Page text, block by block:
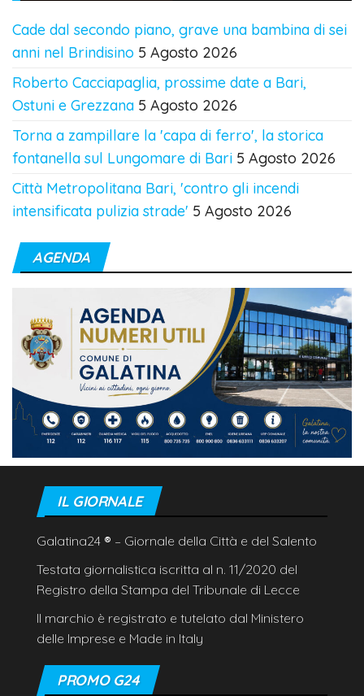
Cade dal secondo piano, grave una bambina di sei
anni nel Brindisino 5 Agosto 2026
Roberto Cacciapaglia, prossime date a Bari,
Ostuni e Grezzana 5 Agosto 2026
Torna a zampillare la 'capa di ferro', la storica
fontanella sul Lungomare di Bari 5 Agosto 2026
Città Metropolitana Bari, 'contro gli incendi
intensificata pulizia strade' 5 Agosto 2026
AGENDA
IL GIORNALE
Galatina24 ® – Giornale della Città e del Salento
Testata giornalistica iscritta al n. 11/2020 del
Registro della Stampa del Tribunale di Lecce
Il marchio è registrato e tutelato dal Ministero
delle Imprese e Made in Italy
PROMO G24